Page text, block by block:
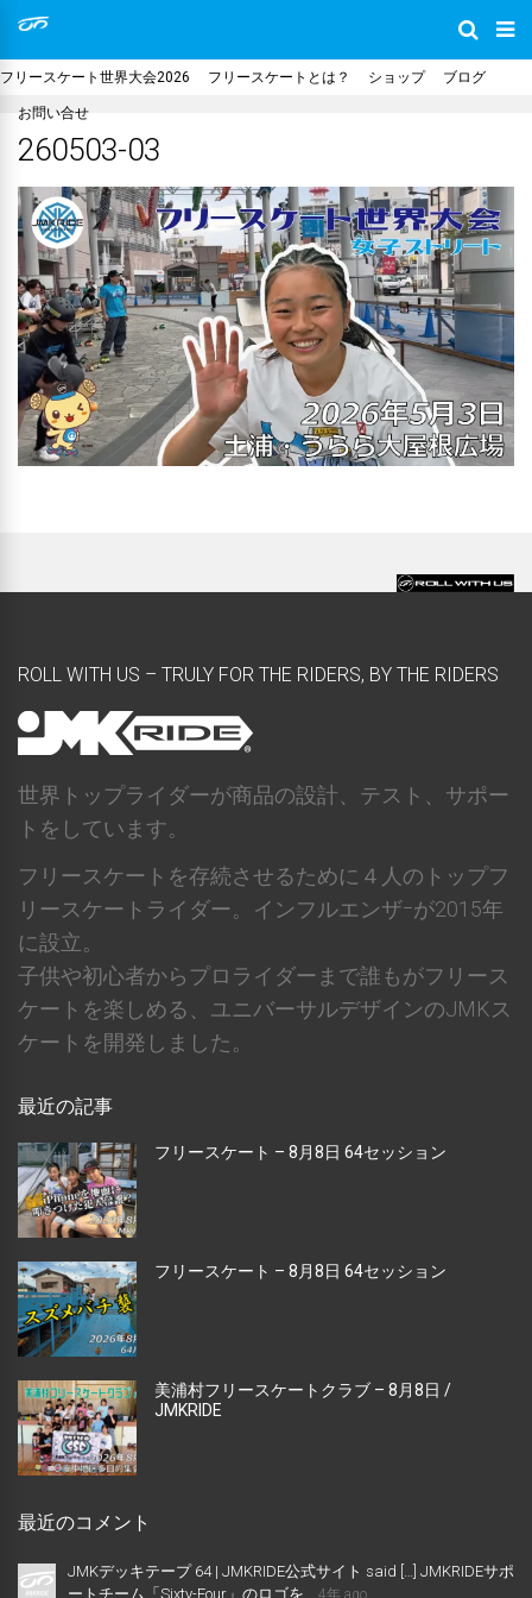
フリースケート世界大会2026 フリースケートとは？ ショップ ブログ
お問い合せ
260503-03
ROLL WITH US – TRULY FOR THE RIDERS, BY THE RIDERS
世界トップライダーが商品の設計、テスト、サポー
トをしています。
フリースケートを存続させるために４人のトップフ
リースケートライダー。インフルエンザｰが2015年
に設立。
子供や初心者からプロライダーまで誰もがフリース
ケートを楽しめる、ユニバーサルデザインのJMKス
ケートを開発しました。
最近の記事
フリースケート – 8月8日 64セッション
フリースケート – 8月8日 64セッション
美浦村フリースケートクラブ – 8月8日 /
JMKRIDE
最近のコメント
JMKデッキテープ 64 | JMKRIDE公式サイト said […] JMKRIDEサポ
ートチーム「Sixty-Four」のロゴを...
4年 ago